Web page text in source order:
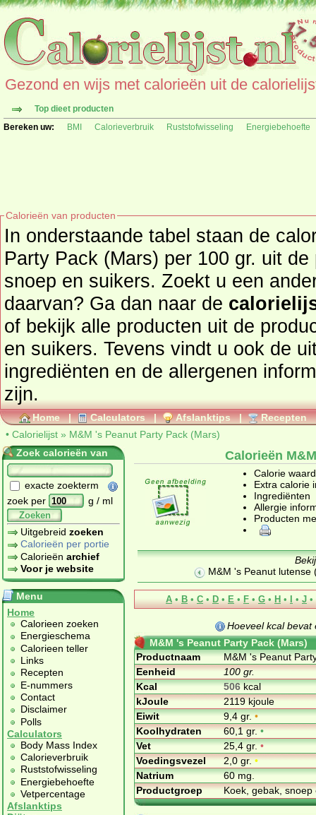
Gezond en wijs met calorieën uit de
Top dieet producten
Bereken uw:
BMI Calorieverbruik Ruststofwisseling Energiebehoefte
Calorieën van producten
In onderstaande tabel staan de
Party Pack (Mars) per 100 gr. uit
snoep en suikers. Zoekt u een ander product en de calorieën
daarvan? Ga dan naar de
of bekijk alle producten uit de
en suikers. Tevens vindt u ook de uitgebreide calorie informatie,
ingrediënten en de allergenen
zijn.
Home | Calculators | Afslanktips | Recepten
• Calorielijst » M&M 's Peanut Party Pack (Mars)
Zoek calorieën van
exacte zoekterm
zoek per
g / ml
Zoeken
Uitgebreid zoeken
Calorieën per portie
Calorieën archief
Voor je website
Menu
Home
Calorieen zoeken
Energieschema
Calorieen teller
Links
Recepten
E-nummers
Contact
Disclaimer
Polls
Calculators
Body Mass Index
Calorieverbruik
Ruststofwisseling
Energiebehoefte
Vetpercentage
Afslanktips
Calorieën
Calorie
Extra calorie
Ingrediënten
Allergie
Producten
M&M 's Peanut lutense
A • B • C • D • E • F • G • H • I • J •
Hoeveel kcal
M&M 's Peanut Party Pack (Mars)
Productnaam
M&M 's Peanut
Eenheid
100 gr.
Kcal
506kcal
kJoule
2119 kjoule
Eiwit
9,4 gr.•
Koolhydraten
60,1 gr.•
Vet
25,4 gr.•
Voedingsvezel
2,0 gr.•
Natrium
60 mg.
Productgroep
Koek, gebak,